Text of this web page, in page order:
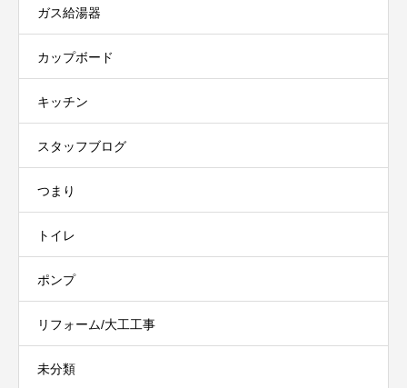
ガス給湯器
カップボード
キッチン
スタッフブログ
つまり
トイレ
ポンプ
リフォーム/大工工事
未分類